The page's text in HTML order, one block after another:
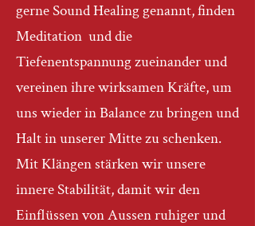
gerne Sound Healing genannt, finden
Meditation und die
Tiefenentspannung zueinander und
vereinen ihre wirksamen Kräfte, um
uns wieder in Balance zu bringen und
Halt in unserer Mitte zu schenken.
Mit Klängen stärken wir unsere
innere Stabilität, damit wir den
Einflüssen von Aussen ruhiger und